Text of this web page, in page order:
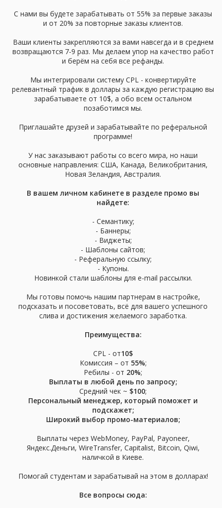
С нами вы будете зарабатывать от 55% за первые заказы
и от 20% за повторные заказы клиентов.
Ваши клиенты закрепляются за вами навсегда и в среднем
возвращаются 7-9 раз. Мы делаем упор на качество работ
и берём на себя все рефанды.
Мы интегрировали систему СPL - конвертируйте
релевантный трафик в доллары за каждую регистрацию вы
зарабатываете от 10$, а обо всем остальном
позаботимся мы.
Приглашайте друзей и зарабатывайте по реферальной
программе!
У нас заказывают работы со всего мира, но наши
основные направления: США, Канада, Великобритания,
Новая Зеландия, Австралия.
В вашем личном кабинете в разделе промо вы
найдете:
- Семантику;
- Баннеры;
- Виджеты;
- Шаблоны сайтов;
- Реферальную ссылку;
- Купоны.
Новинкой стали шаблоны для e-mail рассылки.
Мы готовы помочь нашим партнерам в настройке,
подсказать и посоветовать, всё для вашего успешного
слива и достижения желаемого заработка.
Преимущества:
CPL - от10$
Комиссия – от 55%;
Ребилы - от 20%;
Выплаты в любой день по запросу;
Средний чек ~ $100;
Персональный менеджер, который поможет и
подскажет;
Широкий выбор промо-материалов;
Выплаты через WebMoney, PayPal, Payoneer,
Яндекс.Деньги, WireTransfer, Capitalist, Bitcoin, Qiwi,
наличкой в Киеве.
Помогай студентам и зарабатывай на этом в долларах!
Все вопросы сюда: